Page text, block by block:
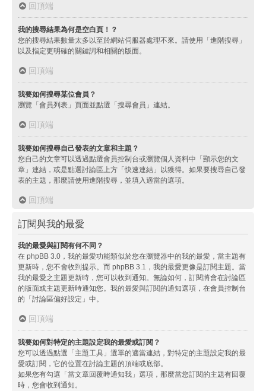
回頂端
我的搜尋結果為何是空白頁！？
您的搜尋結果數量太多以至於網站伺服器處理不來。請使用「進階搜尋」
以及指定更明確的關鍵詞和相關的版面。
回頂端
我要如何搜尋某位會員？
瀏覽「會員列表」頁面並點選「搜尋會員」連結。
回頂端
我要如何搜尋自己發表的文章和主題？
您自己的文章可以透過點選會員控制台或瀏覽個人資料中「顯示您的文
章」連結，或是點選討論區上方「快速連結」以獲得。如果要搜尋自己發
表的主題，那麼請使用進階搜尋，並填入適當的選項。
回頂端
訂閱與我的最愛
我的最愛與訂閱有何不同？
在 phpBB 3.0，我的最愛功能類似於您在瀏覽器中的我的最愛，當主題有
更新時，您不會收到提示。而 phpBB 3.1，我的最愛更像是訂閱主題。當
我的最愛之主題更新時，您可以收到通知。無論如何，訂閱將會在討論區
的版面或主題更新時通知您。我的最愛與訂閱的通知選項，在會員控制台
的「討論區偏好設定」中。
回頂端
我要如何對特定的主題設定我的最愛或訂閱？
您可以透過點選「主題工具」選單的適當連結，對特定的主題設定我的最
愛或訂閱，它的位置在討論主題的頂端或底部。
如果您有勾選「當文章回覆時通知我」選項，那麼當您訂閱的主題有回覆
時，您會收到通知。